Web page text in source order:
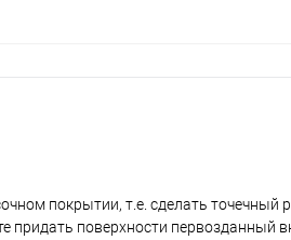
покрытии, т.е. сделать точечный
придать поверхности первозданный